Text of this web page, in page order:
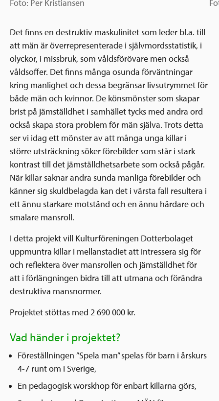
Foto: Per Kristiansen
Det finns en destruktiv maskulinitet som leder bl.a. till
att män är överrepresenterade i självmordsstatistik, i
olyckor, i missbruk, som våldsförövare men också
våldsoffer. Det finns många osunda förväntningar
kring manlighet och dessa begränsar livsutrymmet för
både män och kvinnor. De könsmönster som skapar
brist på jämställdhet i samhället tycks med andra ord
också skapa stora problem för män själva. Trots detta
ser vi idag ett mönster av att många unga killar i
större utsträckning söker förebilder som står i stark
kontrast till det jämställdhetsarbete som också pågår.
När killar saknar andra sunda manliga förebilder och
känner sig skuldbelagda kan det i värsta fall resultera i
ett ännu starkare motstånd och en ännu hårdare och
smalare mansroll.
I detta projekt vill Kulturföreningen Dotterbolaget
uppmuntra killar i mellanstadiet att intressera sig för
och reflektera över mansrollen och jämställdhet för
att i förlängningen bidra till att utmana och förändra
destruktiva mansnormer.
Projektet stöttas med 2 690 000 kr.
Vad händer i projektet?
Föreställningen ”Spela man” spelas för barn i årskurs
4-7 runt om i Sverige,
En pedagogisk worskhop för enbart killarna görs,